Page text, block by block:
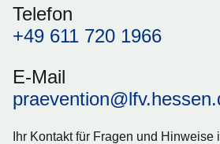
Telefon
+49 611 720 1966
E-Mail
Ihr Kontakt für Fragen und Hinweise